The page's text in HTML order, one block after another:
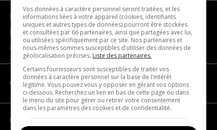
Devenir partenaire
Nous joindre
À propos
CATÉGORIES
Géographie
Vos données à caractère personnel seront traitées, et les
informations liées à votre appareil (cookies, identifiants
uniques et autres types de données) pourront être stockées
et consultées par 66 partenaires, ainsi que partagées avec lui,
ou utilisées spécifiquement par ce site. Nos partenaires et
nous-mêmes sommes susceptibles d'utiliser des données de
géolocalisation précises. Liste des partenaires.
Certains fournisseurs sont susceptibles de traiter vos
données à caractère personnel sur la base de l'intérêt
légitime. Vous pouvez vous y opposer en gérant vos options
ci-dessous. Recherchez un lien en bas de cette page ou dans
le menu du site pour gérer ou retirer votre consentement
dans les paramètres des cookies et de confidentialité.